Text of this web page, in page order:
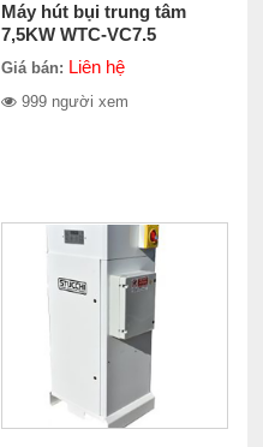
Máy hút bụi trung tâm
7,5KW WTC-VC7.5
Giá bán: Liên hệ
999 người xem